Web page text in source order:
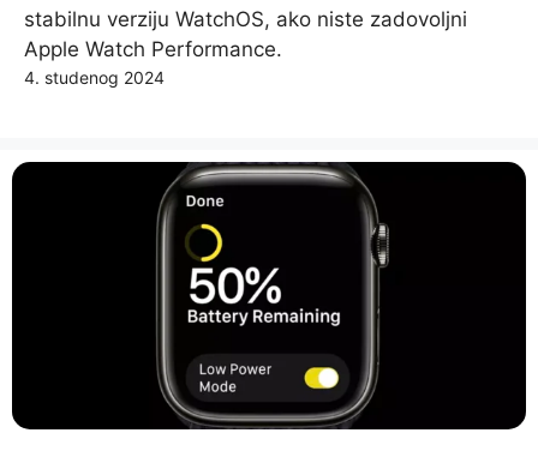
stabilnu verziju WatchOS, ako niste zadovoljni
Apple Watch Performance.
4. studenog 2024